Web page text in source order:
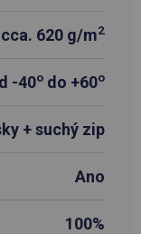
cca. 620 g/m2
-40o do +60o
+ suchý zip
Ano
100%